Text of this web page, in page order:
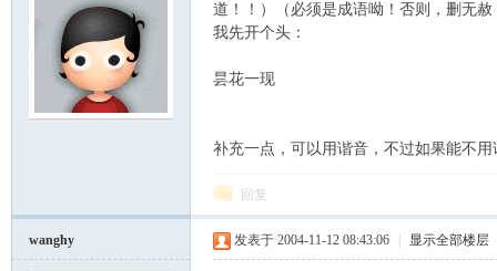
道！！）（必须是成语呦！否则，删无赦
我先开个头：
昙花一现
补充一点，可以用谐音，不过如果能不
回复
wanghy 发表于 2004-11-12 08:43:06 显示全部楼层